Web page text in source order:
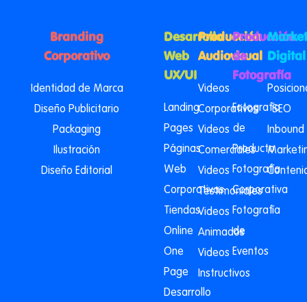
Branding
Corporativo
Identidad de Marca
Diseño Publicitario
Packaging
Ilustración
Diseño Editorial
Desarrollo
Web
UX/UI
Landing
Pages
Páginas
Web
Corporativas
Tiendas
Online
One
Page
Desarrollo
Producción
Audiovisual
Videos
Corporativos
Videos
Comerciales
Videos
Testimoniales
Videos
Animados
Videos
Instructivos
Producción
de
Fotografía
Fotografía
de
Producto
Fotografía
Corporativa
Fotografía
de
Eventos
Digital
SEO
Inbound